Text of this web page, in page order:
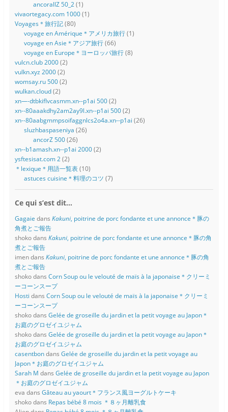
ancorallZ 50_2(1)
vivaortegacy.com 1000(1)
Voyages＊旅行記(80)
voyage en Amérique＊アメリカ旅行(1)
voyage en Asie＊アジア旅行(66)
voyage en Europe＊ヨーロッパ旅行(8)
vulcn.club 2000(2)
vulkn.xyz 2000(2)
womsay.ru 500(2)
wulkan.cloud(2)
xn—-dtbkiflvcasmm.xn--p1ai 500(2)
xn--80aaakdhy2am2ay9l.xn--p1ai 500(2)
xn--80aabgmmpsoifaggnlcs2o4a.xn--p1ai (26)
sluzhbaspaseniya (26)
ancorZ 500(26)
xn--b1amash.xn--p1ai 2000(2)
ysftesisat.com 2(2)
＊lexique＊用語一覧表(10)
astuces cuisine＊料理のコツ (7)
Ce qui s’est dit…
Gagaie dans Kakuni, poitrine de porc fondante et une annonce＊豚の
角煮とご報告
shokodans Kakuni, poitrine de porc fondante et une annonce＊豚の角
煮とご報告
imendans Kakuni, poitrine de porc fondante et une annonce＊豚の角
煮とご報告
shokodans Corn Soup ou le velouté de maïs à la japonaise＊クリーミ
ーコーンスープ
Hosti dans Corn Soup ou le velouté de maïs à la japonaise＊クリーミ
ーコーンスープ
shokodans Gelée de groseille du jardin et la petit voyage au Japon＊
お庭のグロゼイユジャム
shokodans Gelée de groseille du jardin et la petit voyage au Japon＊
お庭のグロゼイユジャム
casentbondans Gelée de groseille du jardin et la petit voyage au
Japon＊お庭のグロゼイユジャム
Sarah M dans Gelée de groseille du jardin et la petit voyage au Japon
＊お庭のグロゼイユジャム
eva dans Gâteau au yaourt＊フランス風ヨーグルトケーキ
shokodans Repas bébé 8 mois ＊８ヶ月離乳食